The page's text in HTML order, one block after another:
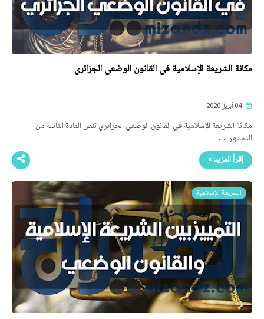
مكانة الشريعة الإسلامية في القانون الوضعي الجزائري
04 أبريل 2020
مكانة الشريعة الإسلامية في القانون الوضعي الجزائري تنص المادة الثانية من
الدستور ا…
إقرأ المزيد »
الشريعة الإسلامية